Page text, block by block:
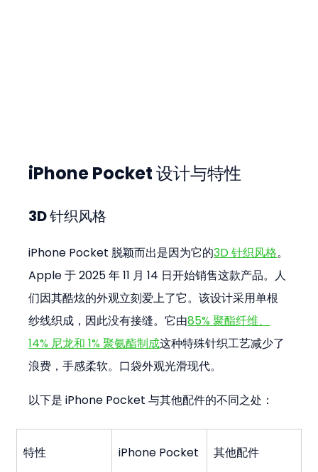
iPhone Pocket 设计与特性
3D 针织风格
iPhone Pocket 脱颖而出是因为它的3D 针织风格。
Apple 于 2025 年 11 月 14 日开始销售这款产品。人
们因其酷炫的外观立刻爱上了它。该设计采用单根
纱线织成，因此没有接缝。它由85% 聚酯纤维、
14% 尼龙和 1% 聚氨酯制成这种特殊针织工艺减少了
浪费，手感柔软。口袋外观光滑现代。
以下是 iPhone Pocket 与其他配件的不同之处：
特性 iPhone Pocket 其他配件